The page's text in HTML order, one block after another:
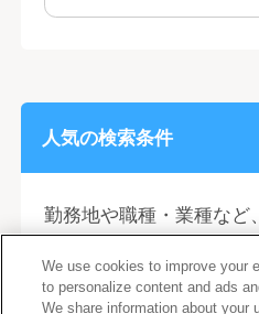
人気の検索条件
勤務地や職種・業種など
We use cookies to improve your
to personalize content and ads
We share information about your